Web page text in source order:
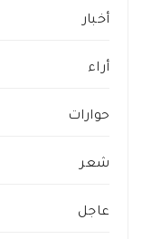
أخبار
أراء
حوارات
شعر
عاجل